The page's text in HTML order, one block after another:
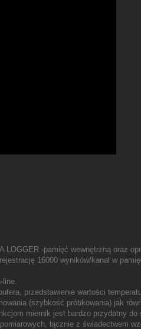
-pamięć wewnętrzną oraz
16000 wyników/kanał w
line.
przedstawienie wartości
(szybkość próbkowania) jak
miernik jest bardzo przydatny do
łącznie z świadectwem